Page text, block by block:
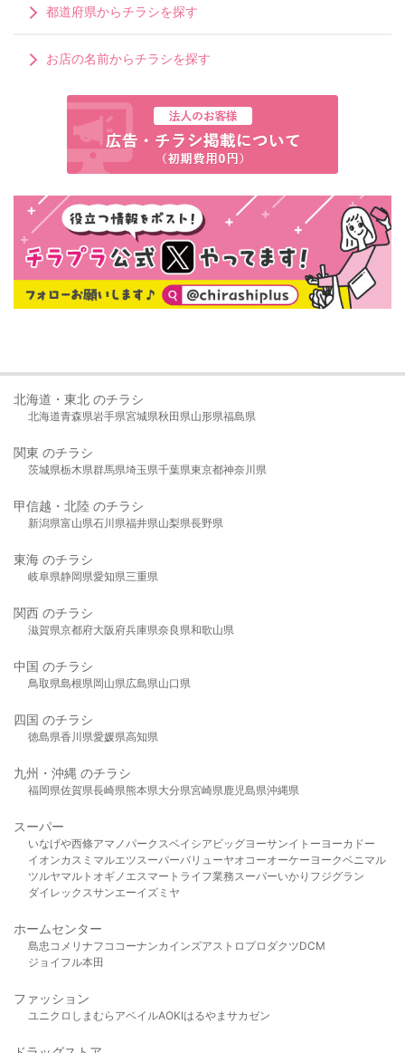
都道府県からチラシを探す
お店の名前からチラシを探す
北海道・東北 のチラシ
北海道青森県岩手県宮城県秋田県山形県福島県
関東 のチラシ
茨城県栃木県群馬県埼玉県千葉県東京都神奈川県
甲信越・北陸 のチラシ
新潟県富山県石川県福井県山梨県長野県
東海 のチラシ
岐阜県静岡県愛知県三重県
関西 のチラシ
滋賀県京都府大阪府兵庫県奈良県和歌山県
中国 のチラシ
鳥取県島根県岡山県広島県山口県
四国 のチラシ
徳島県香川県愛媛県高知県
九州・沖縄 のチラシ
福岡県佐賀県長崎県熊本県大分県宮崎県鹿児島県沖縄県
スーパー
いなげや西條アマノパークスベイシア ビッグヨーサンイトーヨーカドー
イオンカスミ マルエツスーパーバリューヤオコーオーケー ヨークベニマル
ツルヤマルト オギノ エスマート ライフ業務スーパーいかり フジグラン
ダイレックスサンエーイズミヤ
ホームセンター
島忠 コメリ ナフコ コーナンカインズアストロプロダクツDCM
ジョイフル本田
ファッション
ユニクロ しまむら アベイルAOKIはるやま サカゼン